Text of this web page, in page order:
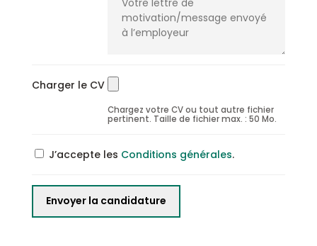
Charger le CV
Chargez votre CV ou tout autre fichier
pertinent. Taille de fichier max. : 50 Mo.
J’accepte les Conditions générales.